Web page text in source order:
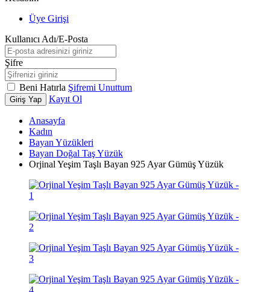
Üye Girişi
Kullanıcı Adı/E-Posta
Şifre
Beni Hatırla Şifremi Unuttum
Giriş Yap Kayıt Ol
Anasayfa
Kadın
Bayan Yüzükleri
Bayan Doğal Taş Yüzük
Orjinal Yeşim Taşlı Bayan 925 Ayar Gümüş Yüzük